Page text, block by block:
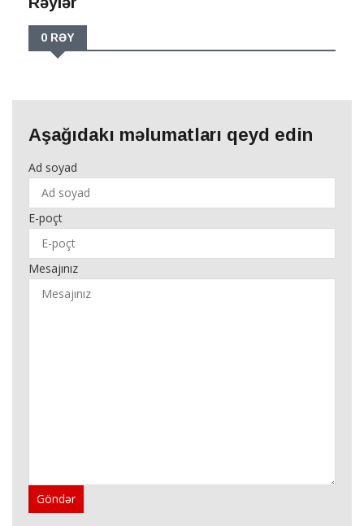
0 RƏY
Aşağıdakı məlumatları qeyd edin
Ad soyad
E-poçt
Mesajınız
Göndər